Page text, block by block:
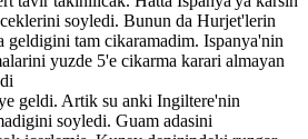
soyledi. Bunun da Hurjet'lerin
geldigini tam cikaramadim. Ispanya'nin
yuzde 5'e cikarma karari almayan
geldi. Artik su anki Ingiltere'nin
soyledi. Guam adasini